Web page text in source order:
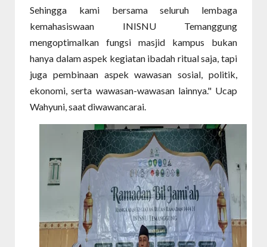
Sehingga kami bersama seluruh lembaga
kemahasiswaan INISNU Temanggung
mengoptimalkan fungsi masjid kampus bukan
hanya dalam aspek kegiatan ibadah ritual saja, tapi
juga pembinaan aspek wawasan sosial, politik,
ekonomi, serta wawasan-wawasan lainnya." Ucap
Wahyuni, saat diwawancarai.